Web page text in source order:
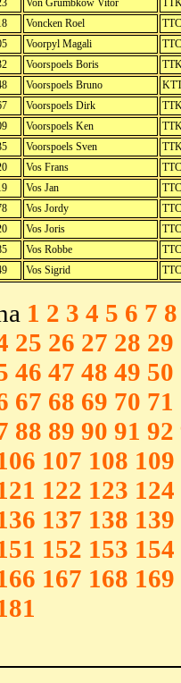
Von Grumbkow Vitor
Voncken Roel
Voorpyl Magali
Voorspoels Boris
Voorspoels Bruno
Voorspoels Dirk
Voorspoels Ken
Voorspoels Sven
Vos Frans
Vos Jan
Vos Jordy
Vos Joris
Vos Robbe
Vos Sigrid
1 2 3 4 5 6 7 8
25 26 27 28 29
46 47 48 49 50
67 68 69 70 71
88 89 90 91 92
107 108 109
122 123 124
137 138 139
152 153 154
167 168 169